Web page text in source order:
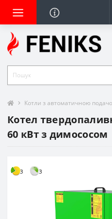
Котли з автоматичною
Котел
60 кВт з димососом
3 3